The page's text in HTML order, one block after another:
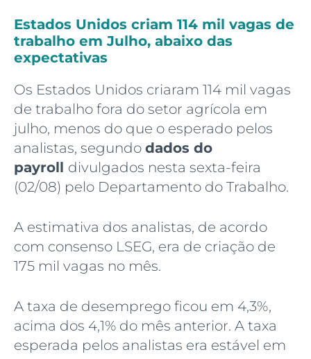
Estados Unidos criam 114 mil vagas de
trabalho em Julho, abaixo das
expectativas
Os Estados Unidos criaram 114 mil vagas
de trabalho fora do setor agrícola em
julho, menos do que o esperado pelos
analistas, segundo dados do
payroll divulgados nesta sexta-feira
(02/08) pelo Departamento do Trabalho.
A estimativa dos analistas, de acordo
com consenso LSEG, era de criação de
175 mil vagas no mês.
A taxa de desemprego ficou em 4,3%,
acima dos 4,1% do mês anterior. A taxa
esperada pelos analistas era estável em